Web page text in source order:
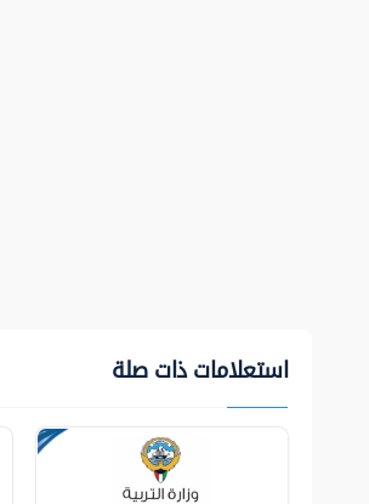
استعلامات ذات صلة